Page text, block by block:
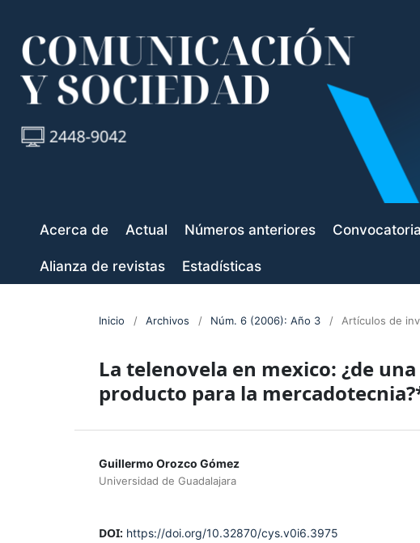
Acerca de Actual Números anteriores
Alianza de revistas Estadísticas
Inicio / Archivos / Núm. 6 (2006): Año 3 / Artículos de
La telenovela en mexico: ¿de
producto para la
Guillermo Orozco Gómez
Universidad de Guadalajara
DOI: https://doi.org/10.32870/cys.v0i6.3975